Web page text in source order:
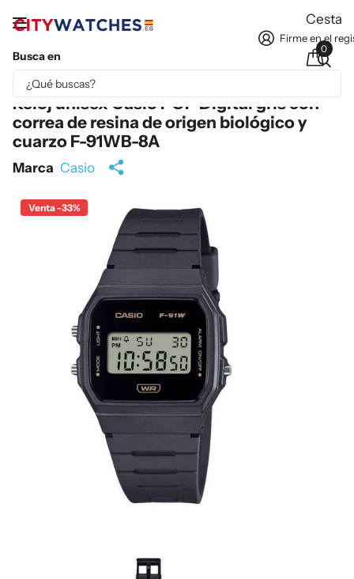
Busca en
Firme en el
Cesta
0
Parte del contenido se ha traducido automáticamente.
Reloj unisex Casio POP Digital gris con
correa de resina de origen biológico y
cuarzo F-91WB-8A
Marca Casio
Venta -33%